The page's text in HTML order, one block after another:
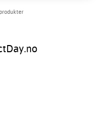
produkter